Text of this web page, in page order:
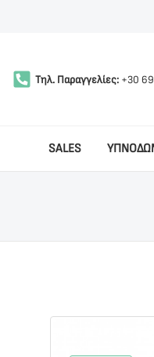
Τηλ. Παραγγελίες: +30
SALES